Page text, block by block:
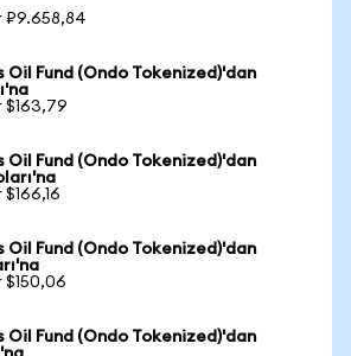
₽9.658,84
Fund (Ondo Tokenized)'dan
$163,79
Oil Fund (Ondo Tokenized)'dan
Fund (Ondo Tokenized)'dan
$150,06
Fund (Ondo Tokenized)'dan